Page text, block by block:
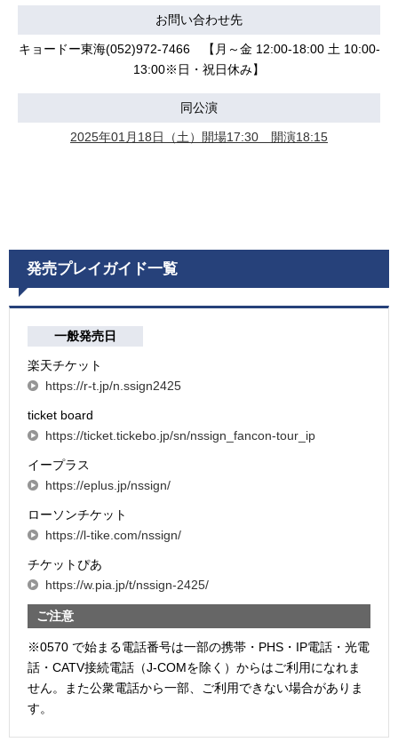
お問い合わせ先
キョードー東海(052)972-7466 【月～金 12:00-18:00 土 10:00-
13:00※日・祝日休み】
同公演
2025年01月18日（土）開場17:30 開演18:15
発売プレイガイド一覧
一般発売日
楽天チケット
https://r-t.jp/n.ssign2425
ticket board
https://ticket.tickebo.jp/sn/nssign_fancon-tour_ip
イープラス
https://eplus.jp/nssign/
ローソンチケット
https://l-tike.com/nssign/
チケットぴあ
https://w.pia.jp/t/nssign-2425/
ご注意
※0570 で始まる電話番号は一部の携帯・PHS・IP電話・光電
話・CATV接続電話（J-COMを除く）からはご利用になれま
せん。また公衆電話から一部、ご利用できない場合がありま
す。